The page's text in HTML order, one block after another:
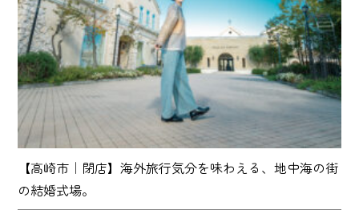
【高崎市｜閉店】海外旅行気分を味わえる、地中海の街
の結婚式場。